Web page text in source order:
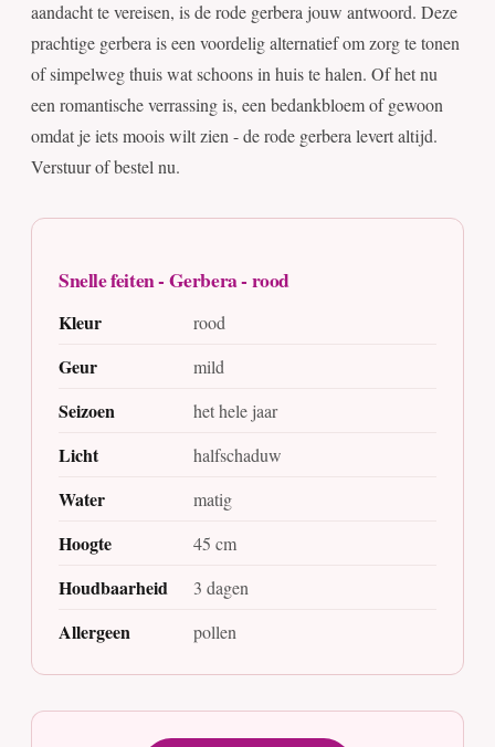
aandacht te vereisen, is de rode gerbera jouw antwoord. Deze
prachtige gerbera is een voordelig alternatief om zorg te tonen
of simpelweg thuis wat schoons in huis te halen. Of het nu
een romantische verrassing is, een bedankbloem of gewoon
omdat je iets moois wilt zien - de rode gerbera levert altijd.
Verstuur of bestel nu.
Snelle feiten - Gerbera - rood
Kleur rood
Geur mild
Seizoen het hele jaar
Licht halfschaduw
Water matig
Hoogte 45 cm
Houdbaarheid 3 dagen
Allergeen pollen